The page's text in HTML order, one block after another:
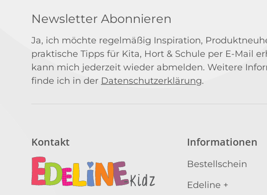
Newsletter Abonnieren
Ja, ich möchte regelmäßig Inspiration,
praktische Tipps für Kita, Hort & Schule per E-Mail
kann mich jederzeit wieder abmelden. Weitere
finde ich in der Datenschutzerklärung.
Kontakt Informationen
Bestellschein
Edeline +